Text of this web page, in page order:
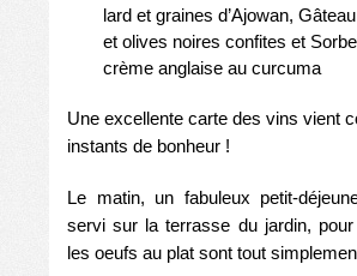
lard et graines d’Ajowan,
et olives noires confites et
crème anglaise au curcuma
Une excellente carte des vins vient
instants de bonheur !
Le matin, un fabuleux petit-
servi sur la terrasse du jardin,
les oeufs au plat sont tout